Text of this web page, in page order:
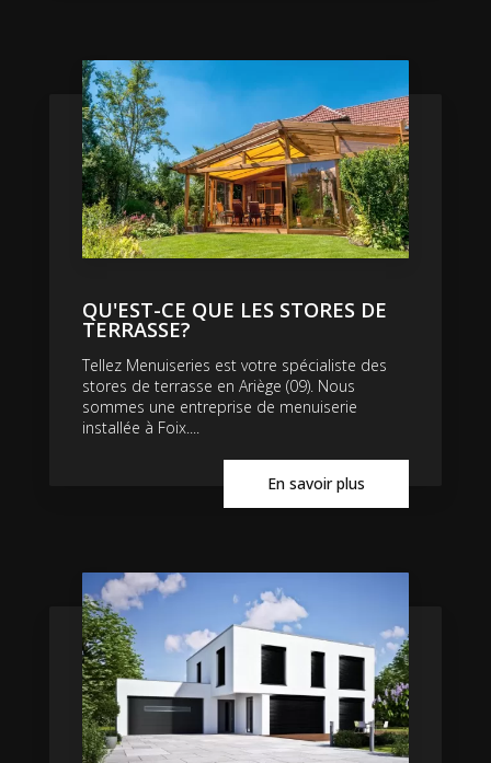
QU'EST-CE QUE LES STORES DE
TERRASSE?
Tellez Menuiseries est votre spécialiste des
stores de terrasse en Ariège (09). Nous
sommes une entreprise de menuiserie
installée à Foix....
En savoir plus